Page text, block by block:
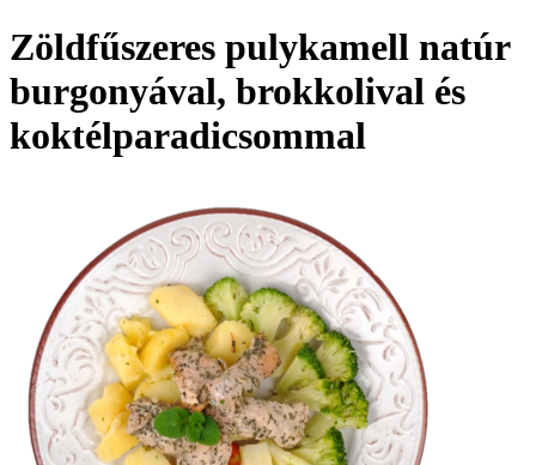
Zöldfűszeres pulykamell natúr
burgonyával, brokkolival és
koktélparadicsommal